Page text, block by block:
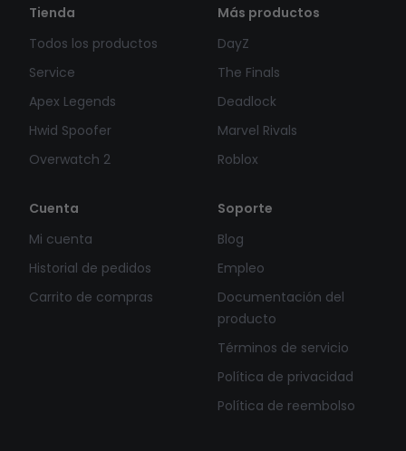
Tienda
Todos los productos
Service
Apex Legends
Hwid Spoofer
Overwatch 2
Más productos
DayZ
The Finals
Deadlock
Marvel Rivals
Roblox
Cuenta
Mi cuenta
Historial de pedidos
Carrito de compras
Soporte
Blog
Empleo
Documentación del
producto
Términos de servicio
Política de privacidad
Política de reembolso